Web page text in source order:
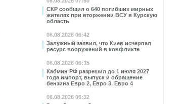
СКР сообщил о 640 погибших мирных
жителях при вторжении ВСУ в Курскую
область
06.08.2026 06:42
Залужный заявил, что Киев исчерпал
ресурс вооружений в конфликте
06.08.2026 06:35
Кабмин РФ разрешил до 1 июля 2027
года импорт, выпуск и обращение
бензина Евро 2, Евро 3, Евро 4
06.08.2026 06:32